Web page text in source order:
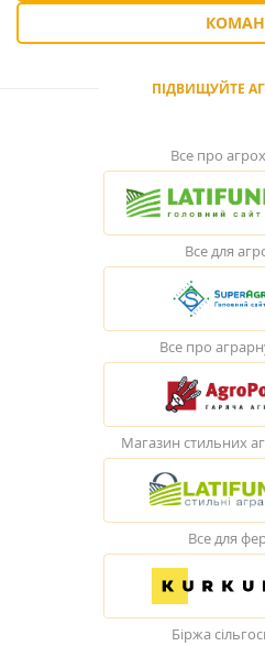
ПІДВИЩУЙТЕ
Все про
Все для
Все про
Магазин стильних
Все для
Біржа